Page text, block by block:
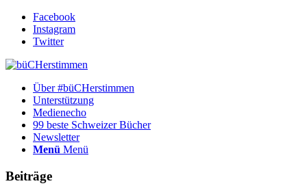
Facebook
Instagram
Twitter
Über #büCHerstimmen
Unterstützung
Medienecho
99 beste Schweizer Bücher
Newsletter
Menü Menü
Beiträge